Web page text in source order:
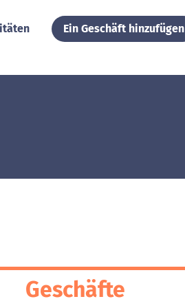
Ein Geschäft hinzufügen
Geschäfte